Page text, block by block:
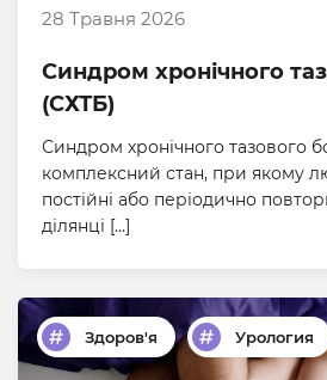
28 Травня 2026
Синдром хронічного
(СХТБ)
Синдром хронічного тазового
комплексний стан, при якому
постійні або періодично
ділянці […]
Здоров'я Урология